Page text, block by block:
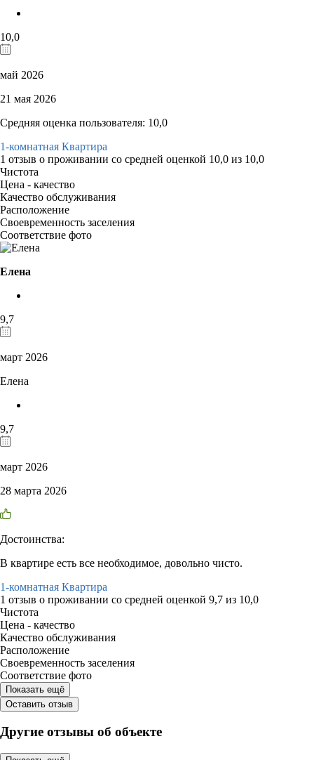
10,0
май 2026
21 мая 2026
Средняя оценка пользователя: 10,0
1-комнатная Квартира
1 отзыв о проживании со средней оценкой 10,0 из 10,0
Чистота
Цена - качество
Качество обслуживания
Расположение
Своевременность заселения
Соответствие фото
Елена
9,7
март 2026
Елена
9,7
март 2026
28 марта 2026
Достоинства:
В квартире есть все необходимое, довольно чисто.
1-комнатная Квартира
1 отзыв о проживании со средней оценкой 9,7 из 10,0
Чистота
Цена - качество
Качество обслуживания
Расположение
Своевременность заселения
Соответствие фото
Показать ещё
Оставить отзыв
Другие отзывы об объекте